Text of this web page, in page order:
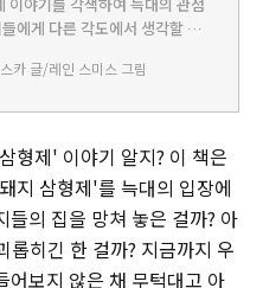
에게 다른 각도에서 생각할 수
상력을 이끌어 낼 수 있다.
카 글/레인 스미스 그림
형제' 이야기 알지? 이 책은
지 삼형제'를 늑대의 입장에
들의 집을 망쳐 놓은 걸까? 아
롭히긴 한 걸까? 지금까지 우
어보지 않은 채 무턱대고 아